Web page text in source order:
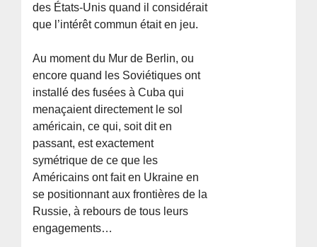
des États-Unis quand il considérait
que l’intérêt commun était en jeu.
Au moment du Mur de Berlin, ou
encore quand les Soviétiques ont
installé des fusées à Cuba qui
menaçaient directement le sol
américain, ce qui, soit dit en
passant, est exactement
symétrique de ce que les
Américains ont fait en Ukraine en
se positionnant aux frontières de la
Russie, à rebours de tous leurs
engagements…